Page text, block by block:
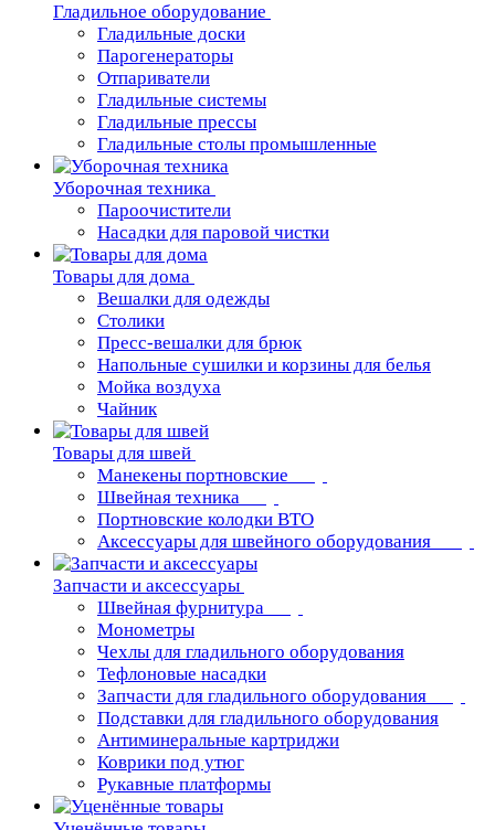
Гладильное оборудование
Гладильные доски
Парогенераторы
Отпариватели
Гладильные системы
Гладильные прессы
Гладильные столы промышленные
Уборочная техника
Пароочистители
Насадки для паровой чистки
Товары для дома
Вешалки для одежды
Столики
Пресс-вешалки для брюк
Напольные сушилки и корзины для белья
Мойка воздуха
Чайник
Товары для швей
Манекены портновские
Швейная техника
Портновские колодки ВТО
Аксессуары для швейного оборудования
Запчасти и аксессуары
Швейная фурнитура
Монометры
Чехлы для гладильного оборудования
Тефлоновые насадки
Запчасти для гладильного оборудования
Подставки для гладильного оборудования
Антиминеральные картриджи
Коврики под утюг
Рукавные платформы